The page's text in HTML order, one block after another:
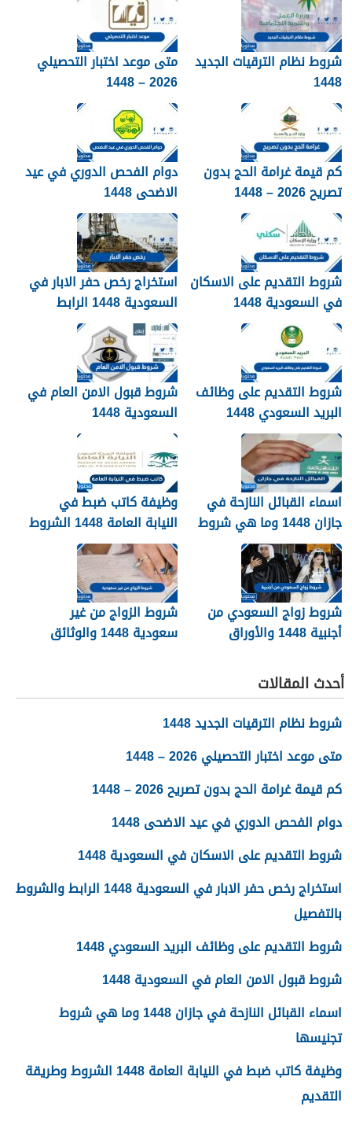
شروط نظام الترقيات الجديد
1448
متى موعد اختبار التحصيلي
2026 – 1448
كم قيمة غرامة الحج بدون
تصريح 2026 – 1448
دوام الفحص الدوري في عيد
الاضحى 1448
شروط التقديم على الاسكان
في السعودية 1448
استخراج رخص حفر الابار في
السعودية 1448 الرابط
والشروط بالتفصيل
شروط التقديم على وظائف
البريد السعودي 1448
شروط قبول الامن العام في
السعودية 1448
اسماء القبائل النازحة في
جازان 1448 وما هي شروط
تجنيسها
وظيفة كاتب ضبط في
النيابة العامة 1448 الشروط
وطريقة التقديم
شروط زواج السعودي من
أجنبية 1448 والأوراق
شروط الزواج من غير
سعودية 1448 والوثائق
أحدث المقالات
شروط نظام الترقيات الجديد 1448
متى موعد اختبار التحصيلي 2026 – 1448
كم قيمة غرامة الحج بدون تصريح 2026 – 1448
دوام الفحص الدوري في عيد الاضحى 1448
شروط التقديم على الاسكان في السعودية 1448
استخراج رخص حفر الابار في السعودية 1448 الرابط والشروط
بالتفصيل
شروط التقديم على وظائف البريد السعودي 1448
شروط قبول الامن العام في السعودية 1448
اسماء القبائل النازحة في جازان 1448 وما هي شروط
تجنيسها
وظيفة كاتب ضبط في النيابة العامة 1448 الشروط وطريقة
التقديم